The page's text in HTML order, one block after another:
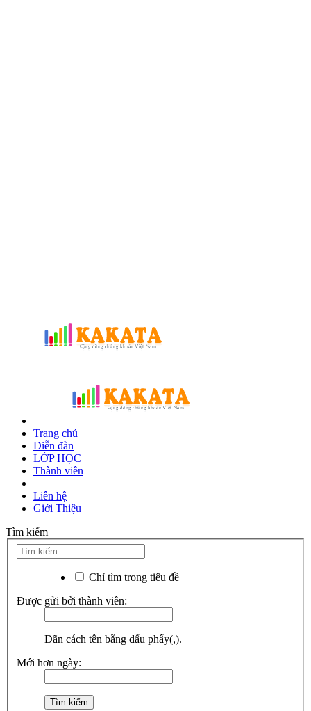
Trang chủ
Diễn đàn
LỚP HỌC
Thành viên
Liên hệ
Giới Thiệu
Tìm kiếm
Chỉ tìm trong tiêu đề
Được gửi bởi thành viên:
Dãn cách tên bằng dấu phẩy(,).
Mới hơn ngày: